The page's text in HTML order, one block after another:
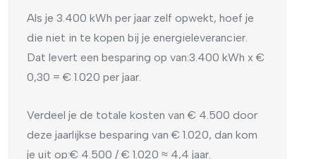
Als je 3.400 kWh per jaar zelf opwekt, hoef je
die niet in te kopen bij je energieleverancier.
Dat levert een besparing op van:3.400 kWh x €
0,30 = € 1.020 per jaar.
Verdeel je de totale kosten van € 4.500 door
deze jaarlijkse besparing van € 1.020, dan kom
je uit op:€ 4.500 / € 1.020 ≈ 4,4 jaar.